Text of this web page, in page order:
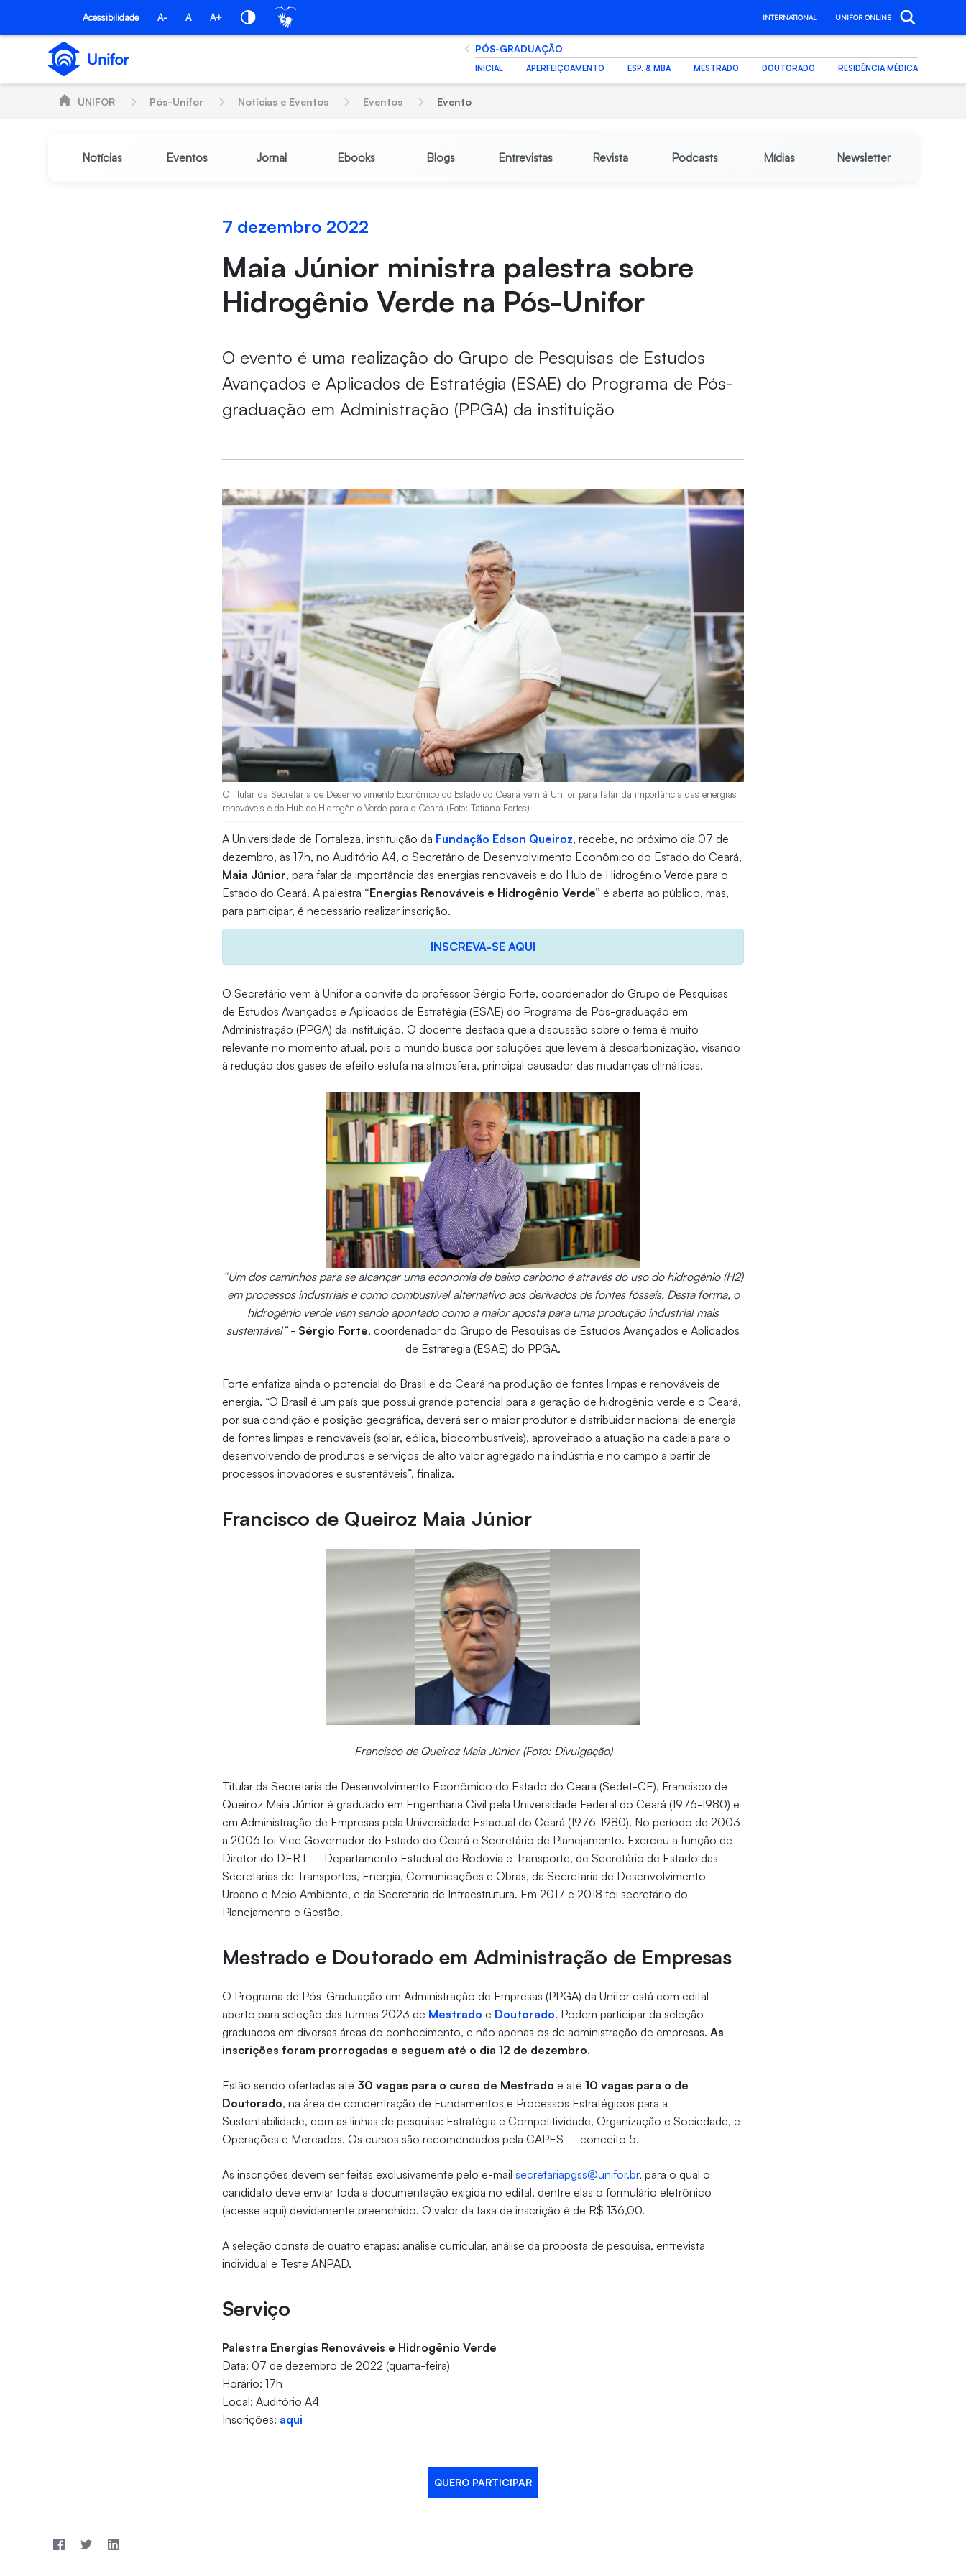
Pular para o Conteúdo principal
Acessibilidade A- A A+ INTERNATIONAL UNIFOR ONLINE
PÓS-GRADUAÇÃO
INICIAL APERFEIÇOAMENTO ESP. & MBA MESTRADO DOUTORADO RESIDÊNCIA MÉDICA
UNIFOR Pós-Unifor Notícias e Eventos Eventos Evento
Notícias Eventos Jornal Ebooks Blogs Entrevistas Revista Podcasts Mídias Newsletter
7 dezembro 2022
Maia Júnior ministra palestra sobre
Hidrogênio Verde na Pós-Unifor
O evento é uma realização do Grupo de Pesquisas de Estudos
Avançados e Aplicados de Estratégia (ESAE) do Programa de Pós-
graduação em Administração (PPGA) da instituição
O titular da Secretaria de Desenvolvimento Econômico do Estado do Ceará vem à Unifor para falar da importância das energias
renováveis e do Hub de Hidrogênio Verde para o Ceará (Foto: Tatiana Fortes)
A Universidade de Fortaleza, instituição da Fundação Edson Queiroz, recebe, no próximo dia 07 de
dezembro, às 17h, no Auditório A4, o Secretário de Desenvolvimento Econômico do Estado do Ceará,
Maia Júnior, para falar da importância das energias renováveis e do Hub de Hidrogênio Verde para o
Estado do Ceará. A palestra “Energias Renováveis e Hidrogênio Verde” é aberta ao público, mas,
para participar, é necessário realizar inscrição.
INSCREVA-SE AQUI
O Secretário vem à Unifor a convite do professor Sérgio Forte, coordenador do Grupo de Pesquisas
de Estudos Avançados e Aplicados de Estratégia (ESAE) do Programa de Pós-graduação em
Administração (PPGA) da instituição. O docente destaca que a discussão sobre o tema é muito
relevante no momento atual, pois o mundo busca por soluções que levem à descarbonização, visando
à redução dos gases de efeito estufa na atmosfera, principal causador das mudanças climáticas.
“Um dos caminhos para se alcançar uma economia de baixo carbono é através do uso do hidrogênio (H2)
em processos industriais e como combustível alternativo aos derivados de fontes fósseis. Desta forma, o
hidrogênio verde vem sendo apontado como a maior aposta para uma produção industrial mais
sustentável”- Sérgio Forte, coordenador do Grupo de Pesquisas de Estudos Avançados e Aplicados
de Estratégia (ESAE) do PPGA.
Forte enfatiza ainda o potencial do Brasil e do Ceará na produção de fontes limpas e renováveis de
energia. “O Brasil é um país que possui grande potencial para a geração de hidrogênio verde e o Ceará,
por sua condição e posição geográfica, deverá ser o maior produtor e distribuidor nacional de energia
de fontes limpas e renováveis (solar, eólica, biocombustíveis), aproveitado a atuação na cadeia para o
desenvolvendo de produtos e serviços de alto valor agregado na indústria e no campo a partir de
processos inovadores e sustentáveis”, finaliza.
Francisco de Queiroz Maia Júnior
Francisco de Queiroz Maia Júnior (Foto: Divulgação)
Titular da Secretaria de Desenvolvimento Econômico do Estado do Ceará (Sedet-CE), Francisco de
Queiroz Maia Júnior é graduado em Engenharia Civil pela Universidade Federal do Ceará (1976-1980) e
em Administração de Empresas pela Universidade Estadual do Ceará (1976-1980). No período de 2003
a 2006 foi Vice Governador do Estado do Ceará e Secretário de Planejamento. Exerceu a função de
Diretor do DERT – Departamento Estadual de Rodovia e Transporte, de Secretário de Estado das
Secretarias de Transportes, Energia, Comunicações e Obras, da Secretaria de Desenvolvimento
Urbano e Meio Ambiente, e da Secretaria de Infraestrutura. Em 2017 e 2018 foi secretário do
Planejamento e Gestão.
Mestrado e Doutorado em Administração de Empresas
O Programa de Pós-Graduação em Administração de Empresas (PPGA) da Unifor está com edital
aberto para seleção das turmas 2023 de Mestradoe Doutorado. Podem participar da seleção
graduados em diversas áreas do conhecimento, e não apenas os de administração de empresas. As
inscrições foram prorrogadas e seguem até o dia 12 de dezembro.
Estão sendo ofertadas até 30 vagas para o curso de Mestrado e até10 vagas para o de
Doutorado, na área de concentração de Fundamentos e Processos Estratégicos para a
Sustentabilidade, com as linhas de pesquisa: Estratégia e Competitividade, Organização e Sociedade, e
Operações e Mercados. Os cursos são recomendados pela CAPES – conceito 5.
As inscrições devem ser feitas exclusivamente pelo e-mailsecretariapgss@unifor.br, para o qual o
candidato deve enviar toda a documentação exigida no edital, dentre elas o formulário eletrônico
(acesse aqui) devidamente preenchido. O valor da taxa de inscrição é de R$ 136,00.
A seleção consta de quatro etapas: análise curricular, análise da proposta de pesquisa, entrevista
individual e Teste ANPAD.
Serviço
Palestra Energias Renováveis e Hidrogênio Verde
Data: 07 de dezembro de 2022 (quarta-feira)
Horário: 17h
Local: Auditório A4
Inscrições: aqui
QUERO PARTICIPAR